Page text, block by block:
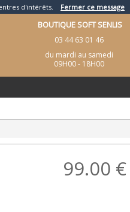
d'intérêts. Fermer ce message
BOUTIQUE SOFT SENLIS
03 44 63 01 46
du mardi au samedi
09H00 - 18H00
99.00 €